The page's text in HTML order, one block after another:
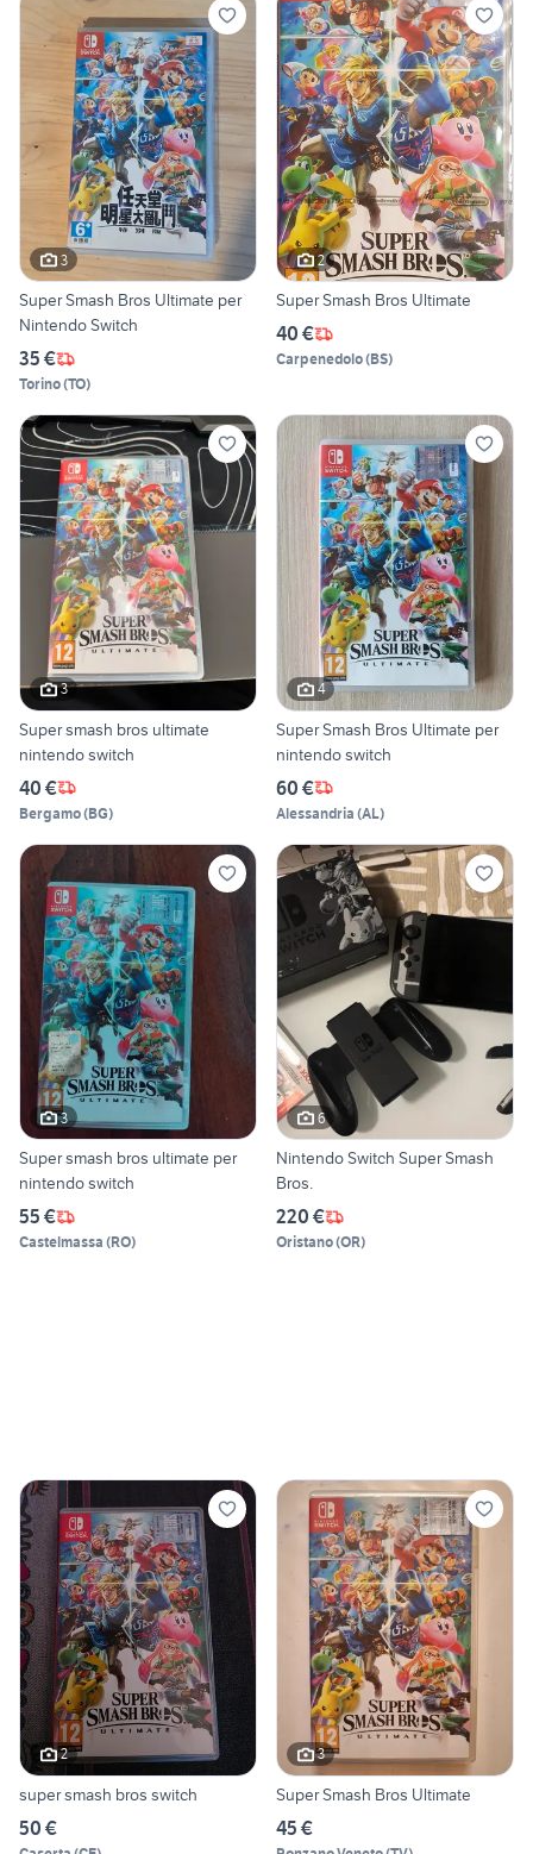
3
Super Smash Bros Ultimate per
Nintendo Switch
35 €
Torino(TO)
2
Super Smash Bros Ultimate
40 €
Carpenedolo(BS)
3
Super smash bros ultimate
nintendo switch
40 €
Bergamo(BG)
4
Super Smash Bros Ultimate per
nintendo switch
60 €
Alessandria (AL)
3
Super smash bros ultimate per
nintendo switch
55 €
Castelmassa (RO)
6
Nintendo Switch Super Smash
Bros.
220 €
Oristano(OR)
2
super smash bros switch
50 €
3
Super Smash Bros Ultimate
45 €